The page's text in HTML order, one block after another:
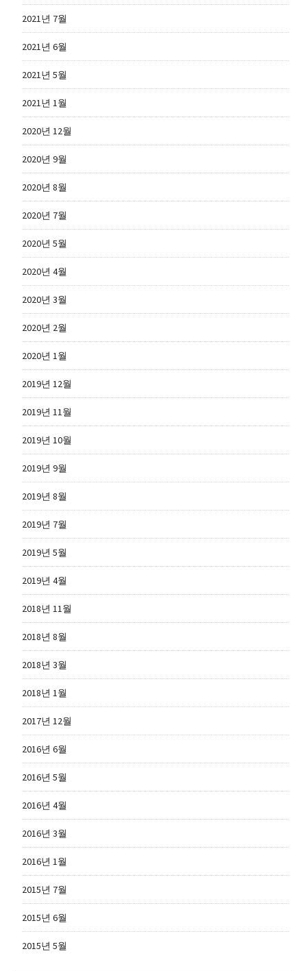
2021년 7월
2021년 6월
2021년 5월
2021년 1월
2020년 12월
2020년 9월
2020년 8월
2020년 7월
2020년 5월
2020년 4월
2020년 3월
2020년 2월
2020년 1월
2019년 12월
2019년 11월
2019년 10월
2019년 9월
2019년 8월
2019년 7월
2019년 5월
2019년 4월
2018년 11월
2018년 8월
2018년 3월
2018년 1월
2017년 12월
2016년 6월
2016년 5월
2016년 4월
2016년 3월
2016년 1월
2015년 7월
2015년 6월
2015년 5월